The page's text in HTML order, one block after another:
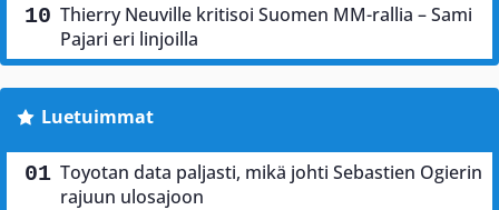
Thierry Neuville kritisoi Suomen MM-rallia – Sami
Pajari eri linjoilla
Luetuimmat
Toyotan data paljasti, mikä johti Sebastien Ogierin
rajuun ulosajoon